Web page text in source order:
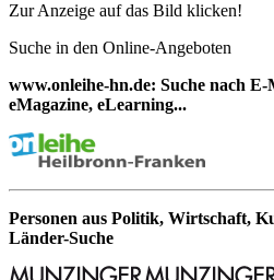
Zur Anzeige auf das Bild klicken!
Suche in den Online-Angeboten
www.onleihe-hn.de: Suche nach
eMagazine, eLearning...
Personen aus Politik, Wirtschaft,
Länder-Suche